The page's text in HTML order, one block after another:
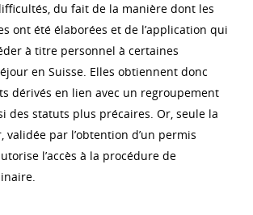
du fait de la manière dont les
ont été élaborées et de l’application qui
à titre personnel à certaines
en Suisse. Elles obtiennent donc
dérivés en lien avec un regroupement
des statuts plus précaires. Or, seule la
par l’obtention d’un permis
l’accès à la procédure de